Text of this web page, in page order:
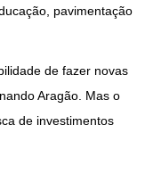
pavimentação
de fazer novas
Aragão. Mas o
de investimentos